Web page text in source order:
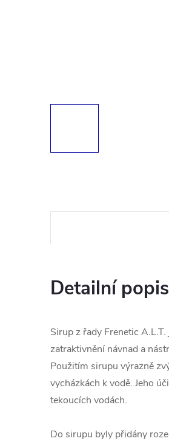
Detailní
Sirup z řady Frenetic
zatraktivnění návnad a
Použitím sirupu výrazně
vycházkách k vodě. Jeho
tekoucích vodách.
Do sirupu byly přidány